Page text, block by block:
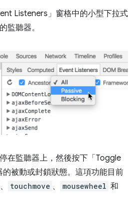
Listeners」 窗格中的小型下拉式
監聽器。
在監聽器上，然後按下「Toggle
的被動或封鎖狀態。這項功能目前
、 touchmove 、 mousewheel 和